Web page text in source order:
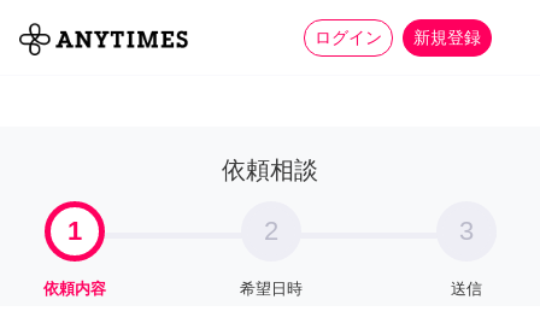
ログイン 新規登録
全て 家事 more_horiz
依頼相談
1
依頼内容
2
希望日時
3
送信